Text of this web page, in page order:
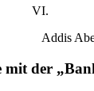
VI.
Addis
mit der